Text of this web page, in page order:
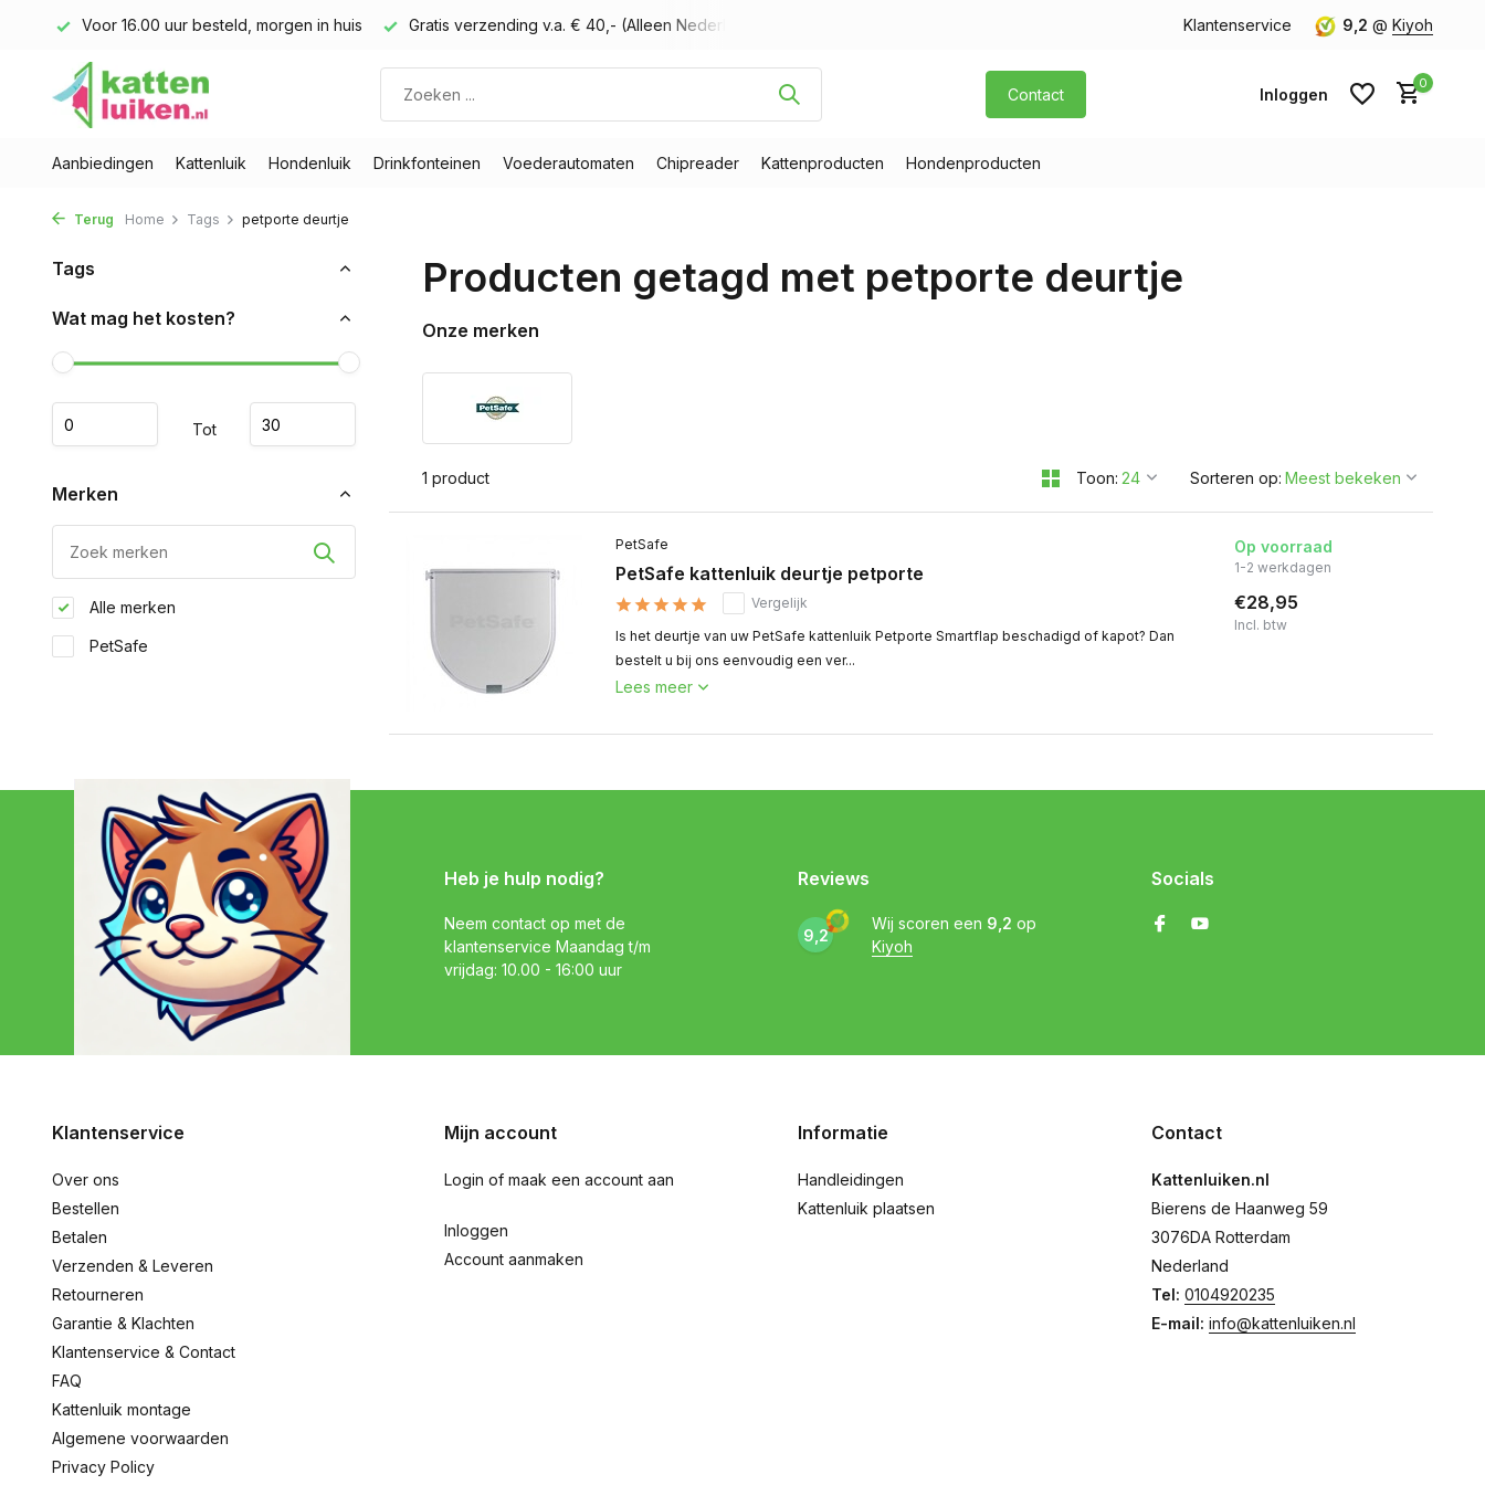
Voor 16.00 uur besteld, morgen in huis Gratis verzending v.a. € 40,- (Alleen Nederland) Gratis verzending v.a. € 40,- (Alleen Nederland)
Klantenservice 9,2 @ Kiyoh
Contact Inloggen
0
Aanbiedingen Kattenluik Hondenluik Drinkfonteinen Voederautomaten Chipreader Kattenproducten Hondenproducten
Terug Home Tags petporte deurtje
Tags
Wat mag het kosten?
Tot
Merken
Alle merken
PetSafe
Producten getagd met petporte deurtje
Onze merken
1 product Toon: Sorteren op:
PetSafe
PetSafe kattenluik deurtje petporte
Vergelijk
Is het deurtje van uw PetSafe kattenluik Petporte Smartflap beschadigd of kapot? Dan
bestelt u bij ons eenvoudig een ver...
Lees meer
Op voorraad
1-2 werkdagen
€28,95
Incl. btw
Heb je hulp nodig?
Neem contact op met de
klantenservice Maandag t/m
vrijdag: 10.00 - 16:00 uur
Reviews
9,2
Wij scoren een 9,2 op
Kiyoh
Socials
Klantenservice
Over ons
Bestellen
Betalen
Verzenden & Leveren
Retourneren
Garantie & Klachten
Klantenservice & Contact
FAQ
Kattenluik montage
Algemene voorwaarden
Privacy Policy
Mijn account
Login of maak een account aan
Inloggen
Account aanmaken
Informatie
Handleidingen
Kattenluik plaatsen
Contact
Kattenluiken.nl
Bierens de Haanweg 59
3076DA Rotterdam
Nederland
Tel: 0104920235
E-mail: info@kattenluiken.nl